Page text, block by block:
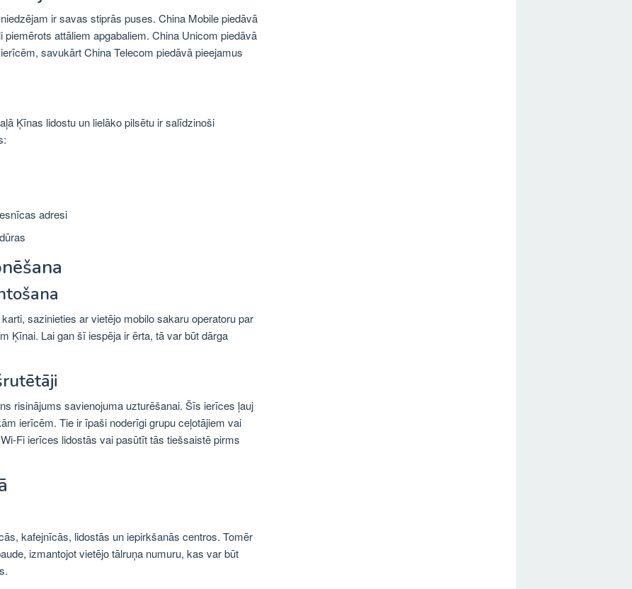
ir savas stiprās puses. China Mobile piedāvā
attāliem apgabaliem. China Unicom piedāvā
savukārt China Telecom piedāvā pieejamus
Ķīnas lidostu un lielāko pilsētu ir salīdzinoši
adresi
sazinieties ar vietējo mobilo sakaru operatoru par
Ķīnai. Lai gan šī iespēja ir ērta, tā var būt dārga
risinājums savienojuma uzturēšanai. Šīs ierīces ļauj
ierīcēm. Tie ir īpaši noderīgi grupu ceļotājiem vai
Fi ierīces lidostās vai pasūtīt tās tiešsaistē pirms
kafejnīcās, lidostās un iepirkšanās centros. Tomēr
izmantojot vietējo tālruņa numuru, kas var būt